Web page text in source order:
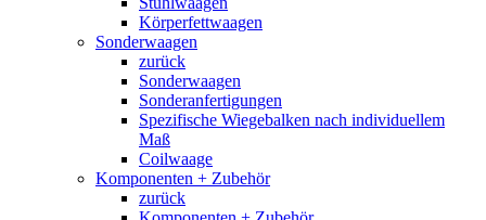
Körperfettwaagen
Sonderwaagen
zurück
Sonderwaagen
Sonderanfertigungen
Spezifische Wiegebalken nach individuellem
Maß
Coilwaage
Komponenten + Zubehör
zurück